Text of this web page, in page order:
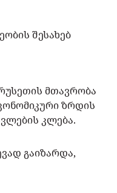
შესახებ
მთავრობა
ზრდის
კლება.
გაიზარდა,